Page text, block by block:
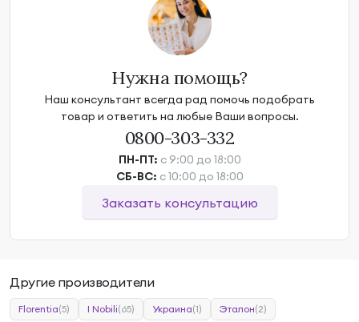
Нужна помощь?
Наш консультант всегда рад помочь подобрать
товар и ответить на любые Ваши вопросы.
0800-303-332
ПН-ПТ: с 9:00 до 18:00
СБ-ВС: с 10:00 до 18:00
Заказать консультацию
Другие производители
Florentia(5) I Nobili(65) Украина(1) Эталон(2)